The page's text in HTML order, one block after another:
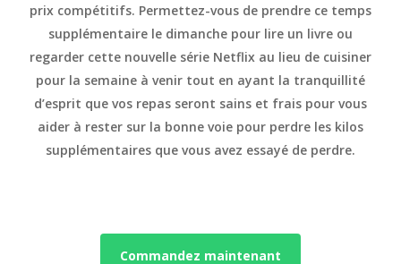
prix compétitifs. Permettez-vous de prendre ce temps
supplémentaire le dimanche pour lire un livre ou
regarder cette nouvelle série Netflix au lieu de cuisiner
pour la semaine à venir tout en ayant la tranquillité
d’esprit que vos repas seront sains et frais pour vous
aider à rester sur la bonne voie pour perdre les kilos
supplémentaires que vous avez essayé de perdre.
Commandez maintenant